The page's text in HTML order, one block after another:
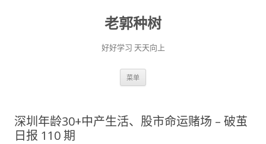
老郭种树
好好学习 天天向上
菜单
深圳年龄30+中产生活、股市命运赌场 – 破茧
日报 110 期